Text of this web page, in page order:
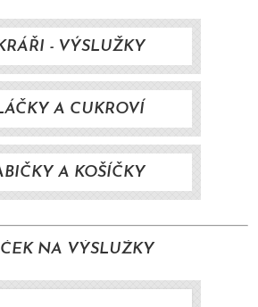
- VÝSLUŽKY
A CUKROVÍ
A KOŠÍČKY
NA VÝSLUŽKY